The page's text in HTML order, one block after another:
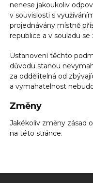
nenese jakoukoliv
v souvislosti s
projednávány místně
republice a v souladu
Ustanovení těchto
důvodu stanou
za oddělitelná od
a vymahatelnost
Změny
Jakékoliv změny zásad
na této stránce.